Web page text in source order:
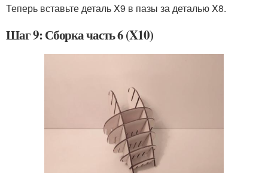
Теперь вставьте деталь X9 в пазы за деталью X8.
Шаг 9: Сборка часть 6 (X10)